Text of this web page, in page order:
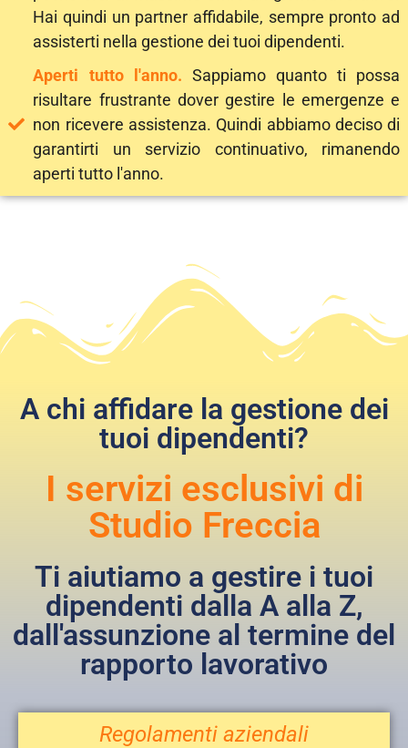
Hai quindi un partner affidabile, sempre pronto ad
assisterti nella gestione dei tuoi dipendenti.
Aperti tutto l'anno. Sappiamo quanto ti possa
risultare frustrante dover gestire le emergenze e
non ricevere assistenza. Quindi abbiamo deciso di
garantirti un servizio continuativo, rimanendo
aperti tutto l'anno.
A chi affidare la gestione dei
tuoi dipendenti?
I servizi esclusivi di
Studio Freccia
Ti aiutiamo a gestire i tuoi
dipendenti dalla A alla Z,
dall'assunzione al termine del
rapporto lavorativo
Regolamenti aziendali